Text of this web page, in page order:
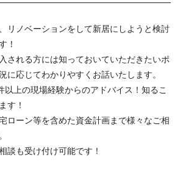
リノベーションをして新居にしようと検討
！
される方には知っておいていただきたいポ
に応じてわかりやすくお話いたします。
以上の現場経験からのアドバイス！知るこ
す！
ローン等を含めた資金計画まで様々なご相
談も受け付け可能です！